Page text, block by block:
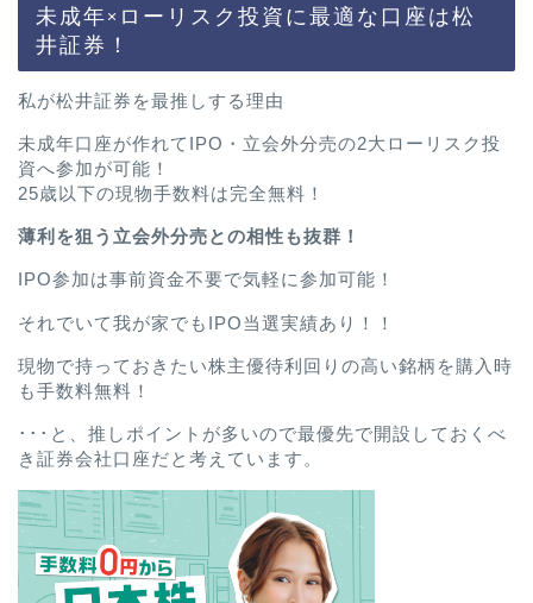
未成年×ローリスク投資に最適な口座は松
井証券！
私が松井証券を最推しする理由
未成年口座が作れてIPO・立会外分売の2大ローリスク投
資へ参加が可能！
25歳以下の現物手数料は完全無料！
薄利を狙う立会外分売との相性も抜群！
IPO参加は事前資金不要で気軽に参加可能！
それでいて我が家でもIPO当選実績あり！！
現物で持っておきたい株主優待利回りの高い銘柄を購入時
も手数料無料！
･･･と、推しポイントが多いので最優先で開設しておくべ
き証券会社口座だと考えています。
プロフィール